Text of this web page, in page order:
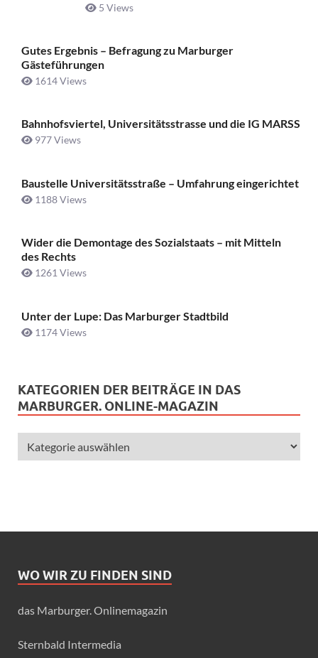
5 Views
Gutes Ergebnis – Befragung zu Marburger
Gästeführungen
1614 Views
Bahnhofsviertel, Universitätsstrasse und die IG MARSS
977 Views
Baustelle Universitätsstraße ­– Umfahrung eingerichtet
1188 Views
Wider die Demontage des Sozialstaats – mit Mitteln
des Rechts
1261 Views
Unter der Lupe: Das Marburger Stadtbild
1174 Views
KATEGORIEN DER BEITRÄGE IN DAS
MARBURGER. ONLINE-MAGAZIN
WO WIR ZU FINDEN SIND
das Marburger. Onlinemagazin
Sternbald Intermedia